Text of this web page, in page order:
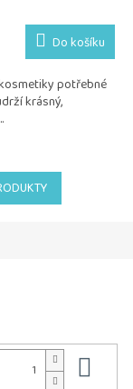
Do košíku
potřebné
krásný,